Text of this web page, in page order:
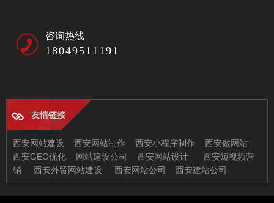
五金配件公司模板-A10053
咨询热线
18049511191
友情链接
西安网站建设 西安网站制作 西安小程序制作
西安做网站
西安GEO优化
网站建设公司 西安网站设计
西安短视频营
销
西安外贸网站建设 西安网站公司 西安建站公司